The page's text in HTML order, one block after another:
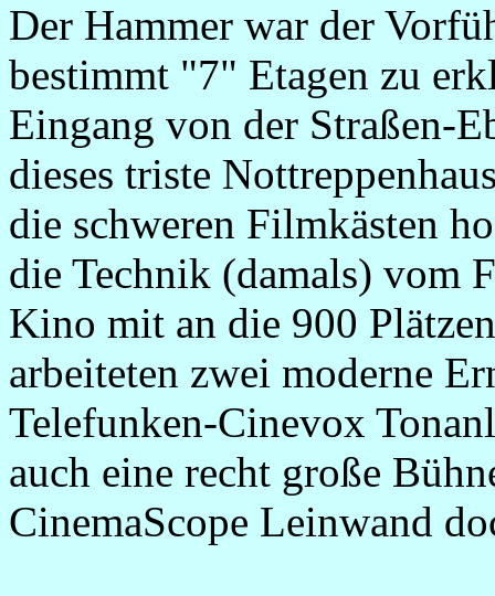
Der Hammer war der
bestimmt "7" Etagen zu
Eingang von der Straßen-
dieses triste
die schweren Filmkästen
die Technik (damals) vom
Kino mit an die 900
arbeiteten zwei moderne
Telefunken-Cinevox
auch eine recht große
CinemaScope Leinwand